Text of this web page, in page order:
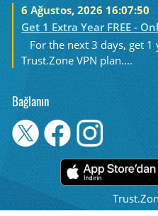
6 Ağustos, 2026 16:07:50
Get 1 Extra Year FREE -
For the next 3 days, get 1
Trust.Zone VPN plan....
Bağlanın